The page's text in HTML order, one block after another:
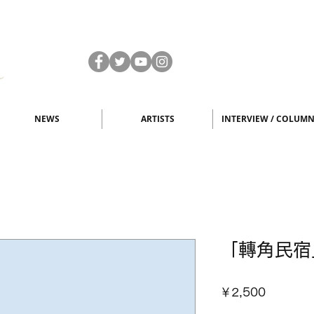
NEWS ARTISTS INTERVIEW / COLUMN
「轉角民
￥2,500価